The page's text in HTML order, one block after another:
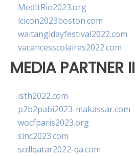
MedItRio2023.org
lcicon2023boston.com
waitangidayfestival2022.com
vacancesscolaires2022.com
MEDIA PARTNER II
isth2022.com
p2b2pabi2023-makassar.com
wocfparis2023.org
sinc2023.com
scdlqatar2022-qa.com